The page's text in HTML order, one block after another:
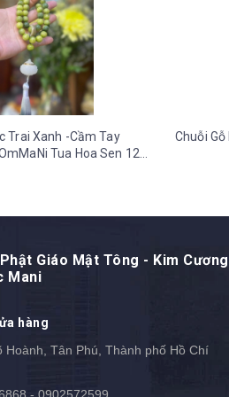
Trai Xanh -Cầm Tay
Tua Hoa Sen 12
Chuỗi
Giáo Mật Tông - Kim Cương
Mani
hàng
Hoành, Tân Phú, Thành phố Hồ Chí
- 0902572599